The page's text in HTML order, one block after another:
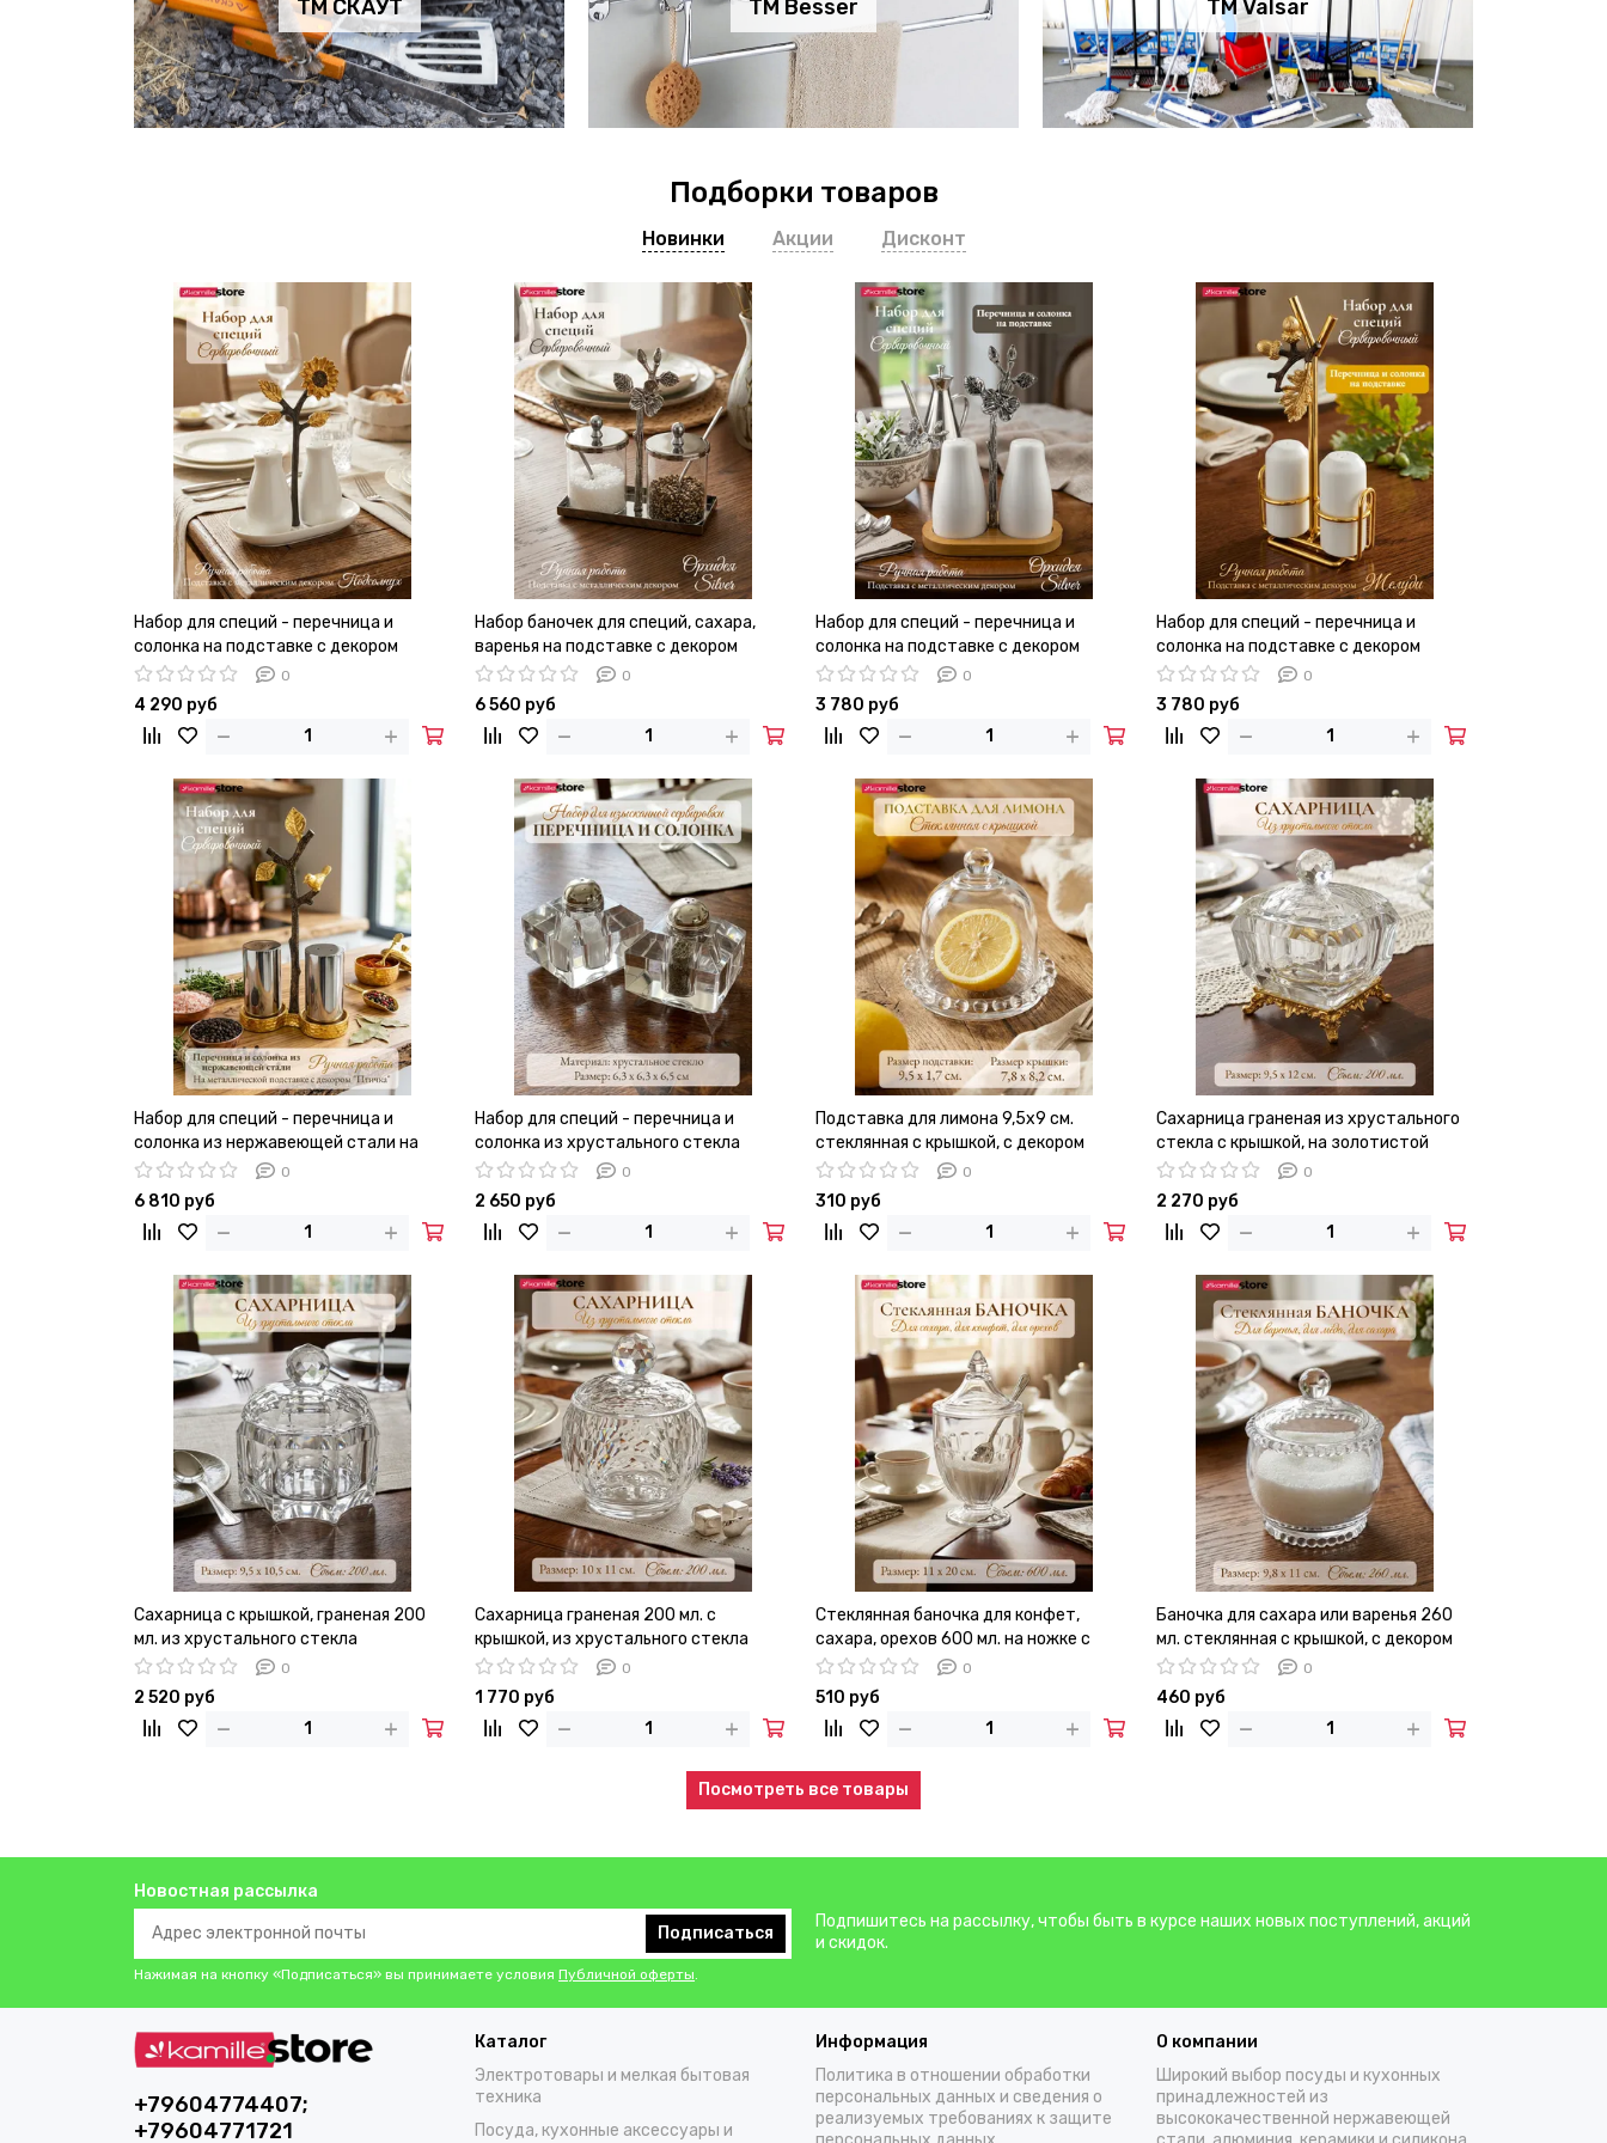
ТМ СКАУТ TM Besser TM Valsar
Подборки товаров
Новинки Акции Дисконт
Набор для специй - перечница и
солонка на подставке с декором
"Подсолнух"
0
4 290 руб
Набор баночек для специй, сахара,
варенья на подставке с декором
"Орхидея"
0
6 560 руб
Набор для специй - перечница и
солонка на подставке с декором
"Орхидея"
0
3 780 руб
Набор для специй - перечница и
солонка на подставке с декором
"Желуди"
0
3 780 руб
Набор для специй - перечница и
солонка из нержавеющей стали на
подставке с декором "Птичка"
0
6 810 руб
Набор для специй - перечница и
солонка из хрустального стекла
0
2 650 руб
Подставка для лимона 9,5х9 см.
стеклянная с крышкой, с декором
бусины
0
310 руб
Сахарница граненая из хрустального
стекла с крышкой, на золотистой
ножке, 200 мл.
0
2 270 руб
Сахарница с крышкой, граненая 200
мл. из хрустального стекла
0
2 520 руб
Сахарница граненая 200 мл. с
крышкой, из хрустального стекла
0
1 770 руб
Стеклянная баночка для конфет,
сахара, орехов 600 мл. на ножке с
крышкой
0
510 руб
Баночка для сахара или варенья 260
мл. стеклянная с крышкой, с декором
бусины
0
460 руб
Посмотреть все товары
Новостная рассылка
Подписаться
Нажимая на кнопку «Подписаться» вы принимаете условия Публичной оферты
Подпишитесь на рассылку, чтобы быть в курсе наших новых поступлений, акций
и скидок.
+79604774407;
+79604771721
Каталог
Электротовары и мелкая бытовая
техника
Посуда, кухонные аксессуары и
Информация
Политика в отношении обработки
персональных данных и сведения о
реализуемых требованиях к защите
О компании
Широкий выбор посуды и кухонных
принадлежностей из
высококачественной нержавеющей